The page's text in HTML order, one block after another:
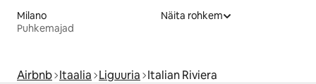
Milano
Puhkemajad
Näita rohkem
Airbnb Itaalia Liguuria Italian Riviera